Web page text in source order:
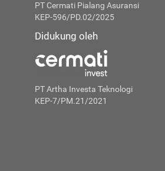
PT Cermati Pialang Asuransi
KEP-596/PD.02/2025
Didukung oleh
PT Artha Investa Teknologi
KEP-7/PM.21/2021